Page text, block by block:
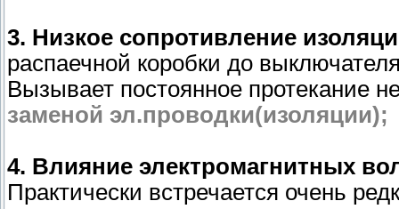
3. Низкое сопротивление
распаечной коробки до
Вызывает постоянное протекание
заменой эл.проводки(изоляции);
4. Влияние электромагнитных
Практически встречается очень